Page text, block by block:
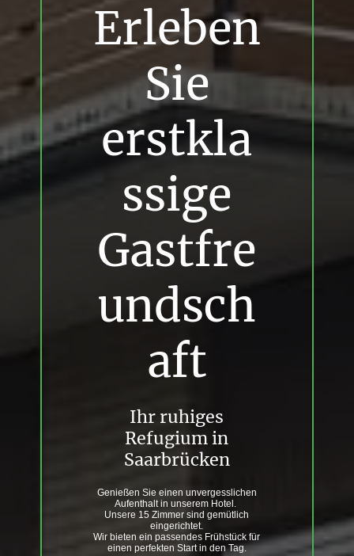
Erleben
Sie
erstkla
ssige
Gastfre
undsch
aft
Ihr ruhiges
Refugium in
Saarbrücken
Genießen Sie einen unvergesslichen
Aufenthalt in unserem Hotel.
Unsere 15 Zimmer sind gemütlich
eingerichtet.
Wir bieten ein passendes Frühstück für
einen perfekten Start in den Tag.